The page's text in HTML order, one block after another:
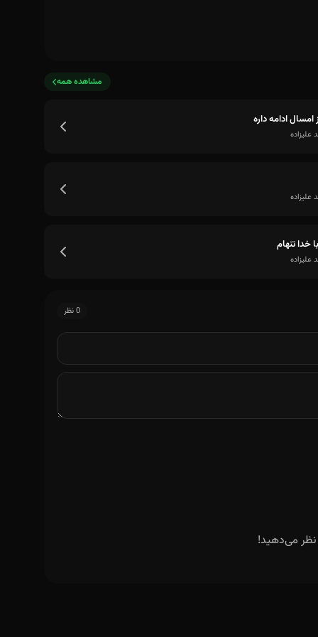
مشاهده همه
امسال ادامه داره
علیزاده
علیزاده
خدا تنهام
علیزاده
0 نظر
نظر می‌دهید!